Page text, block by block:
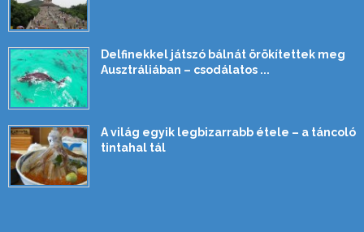
Delfinekkel játszó bálnát örökítettek meg
Ausztráliában – csodálatos ...
A világ egyik legbizarrabb étele – a táncoló
tintahal tál